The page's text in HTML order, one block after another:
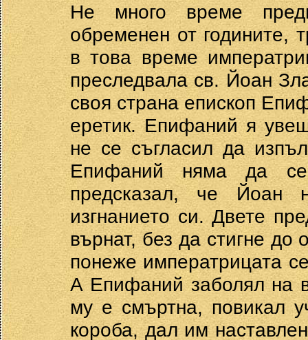
Не много време
обременен от годините,
в това време
преследвала св. Йоан
своя страна епископ
еретик. Епифаний я
не се съгласил да
Епифаний няма да
предсказал, че Йоан
изгнанието си. Двете
върнат, без да стигне до
понеже императрицата
А Епифаний заболял на
му е смъртна, повикал
короба, дал им